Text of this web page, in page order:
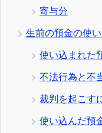
寄与分
生前の預金の使
使い込まれた
不法行為と不
裁判を起こす
使い込んだ預